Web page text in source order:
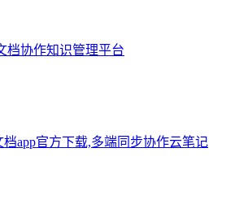
档协作知识管理平台
app官方下载,多端同步协作云笔记